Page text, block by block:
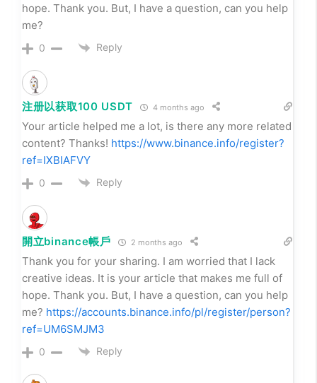
hope. Thank you. But, I have a question, can you help
me?
0 Reply
注册以获取100 USDT 4 months ago
Your article helped me a lot, is there any more related
content? Thanks! https://www.binance.info/register?
ref=IXBIAFVY
0 Reply
開立binance帳戶 2 months ago
Thank you for your sharing. I am worried that I lack
creative ideas. It is your article that makes me full of
hope. Thank you. But, I have a question, can you help
me? https://accounts.binance.info/pl/register/person?
ref=UM6SMJM3
0 Reply